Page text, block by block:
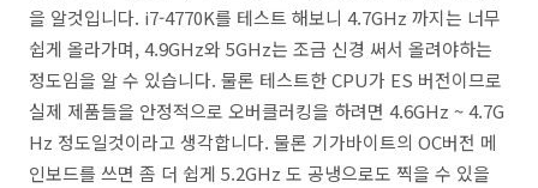
을 알것입니다. i7-4770K를 테스트 해보니 4.7GHz 까지는 너무
쉽게 올라가며, 4.9GHz와 5GHz는 조금 신경 써서 올려야하는
정도임을 알 수 있습니다. 물론 테스트한 CPU가 ES 버전이므로
실제 제품들을 안정적으로 오버클러킹을 하려면 4.6GHz ~ 4.7G
Hz 정도일것이라고 생각합니다. 물론 기가바이트의 OC버전 메
인보드를 쓰면 좀 더 쉽게 5.2GHz 도 공냉으로도 찍을 수 있을